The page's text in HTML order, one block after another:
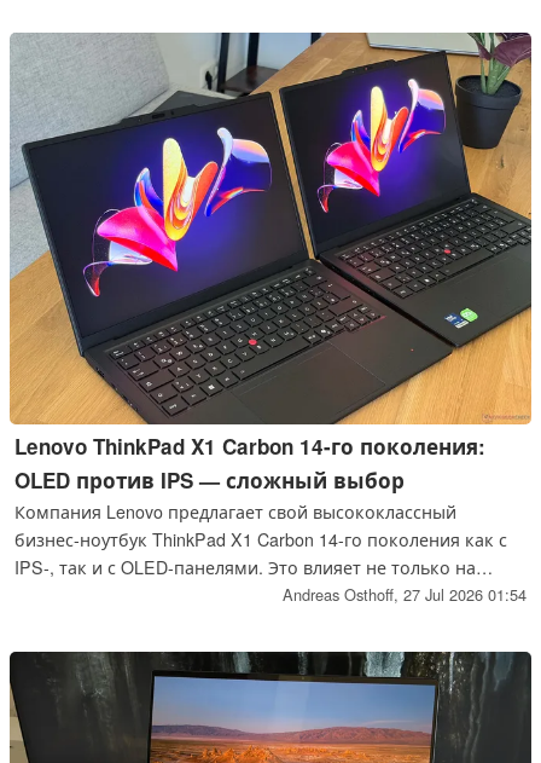
поддержка 5G гарантируют отличный опыт мобильной
работы.
Lenovo ThinkPad X1 Carbon 14-го поколения:
OLED против IPS — сложный выбор
Компания Lenovo предлагает свой высококлассный
бизнес-ноутбук ThinkPad X1 Carbon 14-го поколения как с
IPS-, так и с OLED-панелями. Это влияет не только на
качество изображения, но и на время автономной
представляет собой некоторую проблему, поскольку
различия между вариантами весьма существенны.
Andreas Osthoff, 27 Jul 2026 01:54